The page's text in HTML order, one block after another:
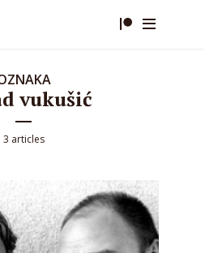
vukušić
3 articles